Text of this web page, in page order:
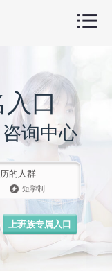
入口
咨询中心
的人群
短学制
上班族专属入口